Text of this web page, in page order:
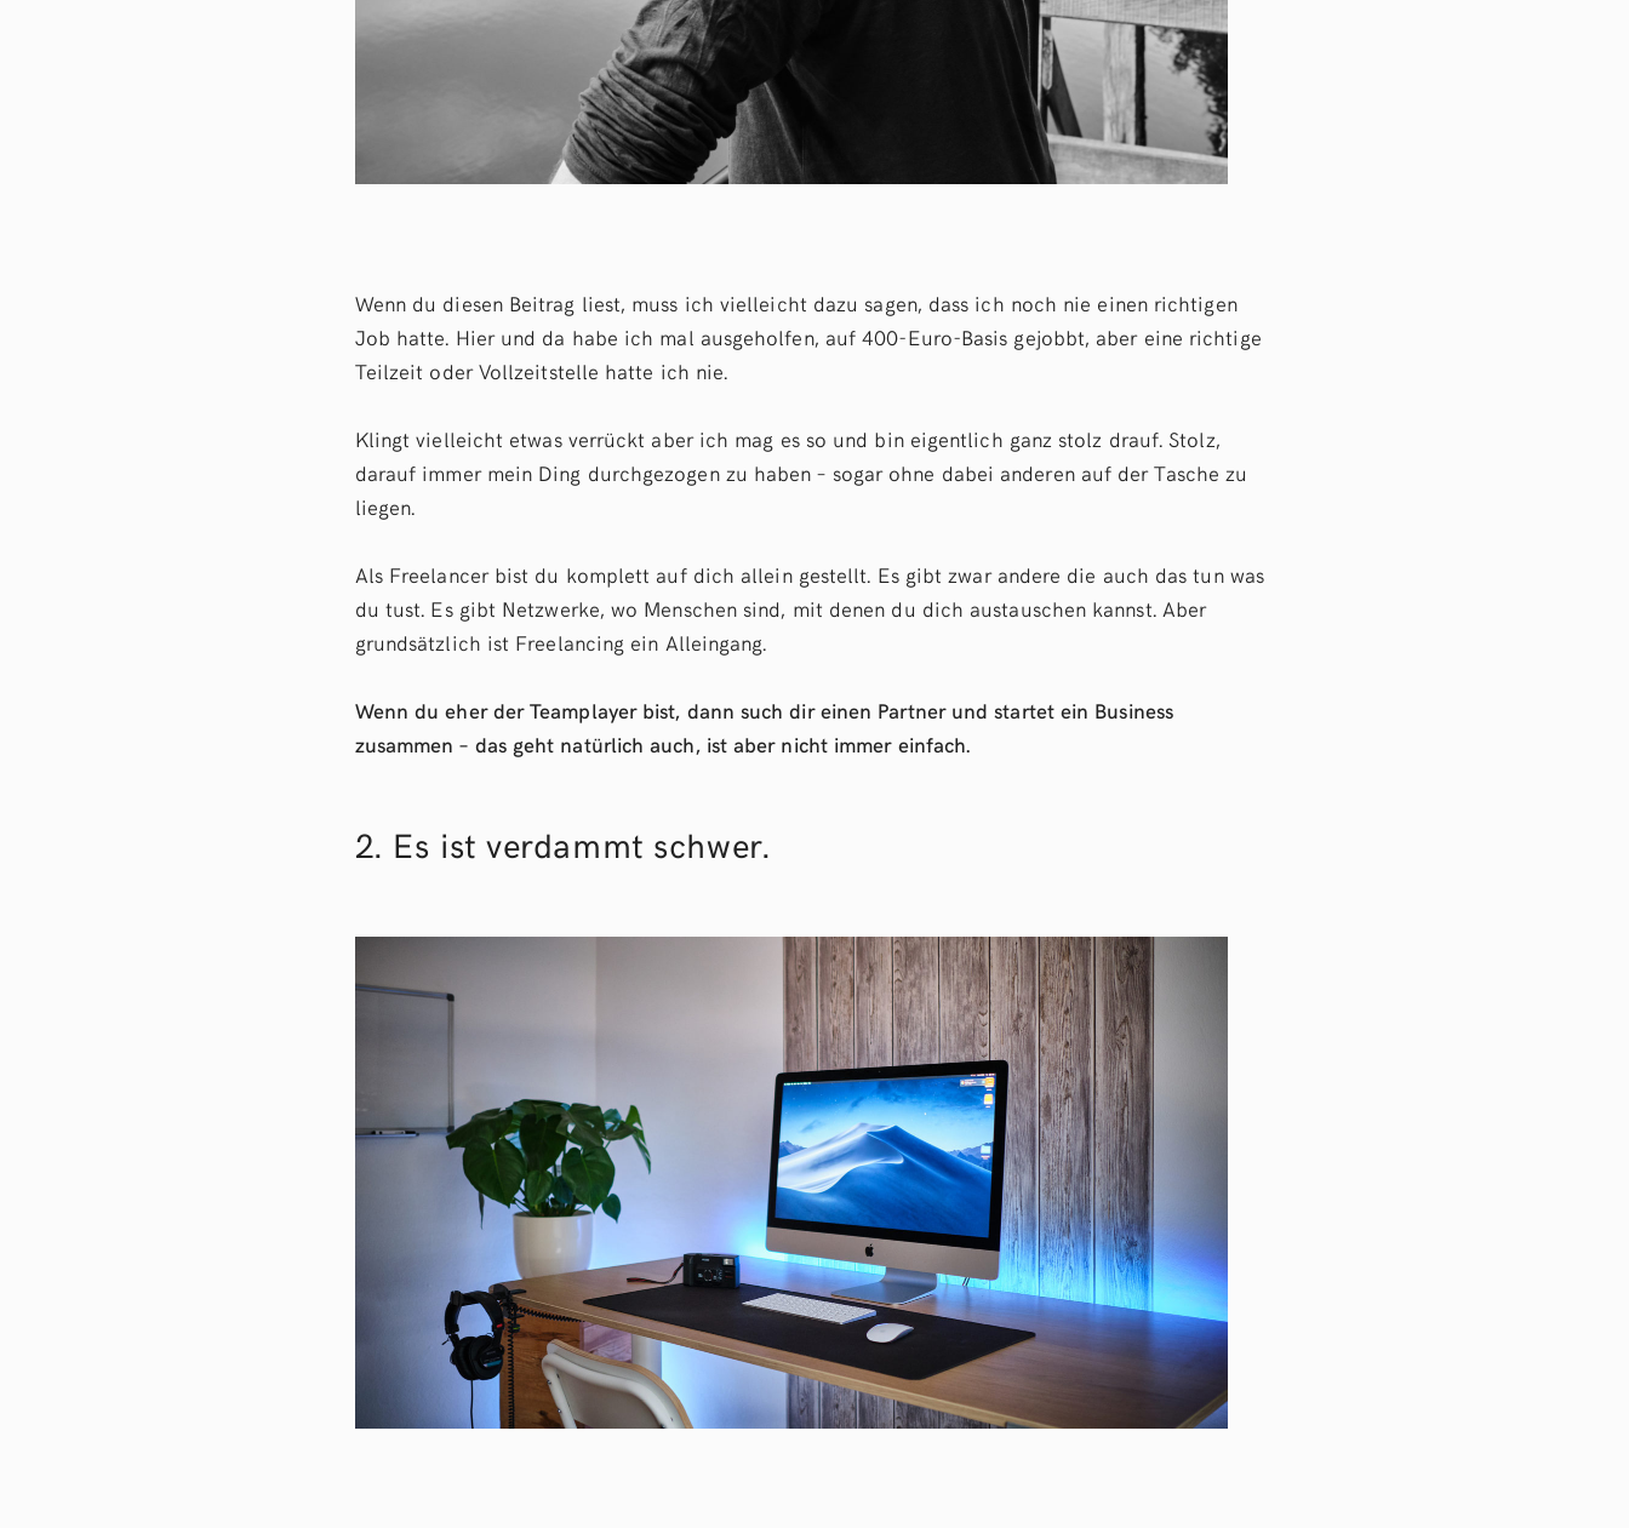
Wenn du diesen Beitrag liest, muss ich vielleicht dazu sagen, dass ich noch nie einen richtigen
Job hatte. Hier und da habe ich mal ausgeholfen, auf 400-Euro-Basis gejobbt, aber eine richtige
Teilzeit oder Vollzeitstelle hatte ich nie.
Klingt vielleicht etwas verrückt aber ich mag es so und bin eigentlich ganz stolz drauf. Stolz,
darauf immer mein Ding durchgezogen zu haben – sogar ohne dabei anderen auf der Tasche zu
liegen.
Als Freelancer bist du komplett auf dich allein gestellt. Es gibt zwar andere die auch das tun was
du tust. Es gibt Netzwerke, wo Menschen sind, mit denen du dich austauschen kannst. Aber
grundsätzlich ist Freelancing ein Alleingang.
Wenn du eher der Teamplayer bist, dann such dir einen Partner und startet ein Business
zusammen – das geht natürlich auch, ist aber nicht immer einfach.
2. Es ist verdammt schwer.